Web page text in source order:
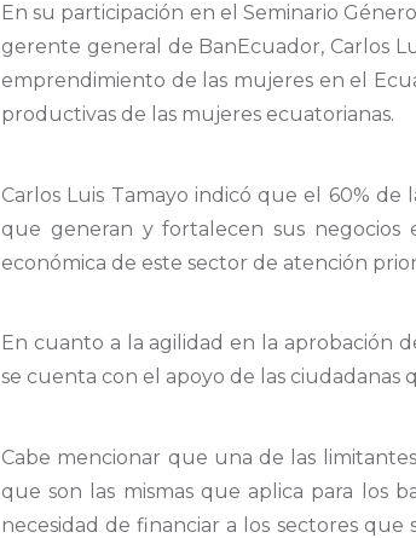
En su participación en el Seminario
gerente general de BanEcuador, Carlos
emprendimiento de las mujeres en el
productivas de las mujeres ecuatorianas.
Carlos Luis Tamayo indicó que el 60%
que generan y fortalecen sus negocios
económica de este sector de atención
En cuanto a la agilidad en la aprobación
se cuenta con el apoyo de las
Cabe mencionar que una de las
que son las mismas que aplica para los
necesidad de financiar a los sectores